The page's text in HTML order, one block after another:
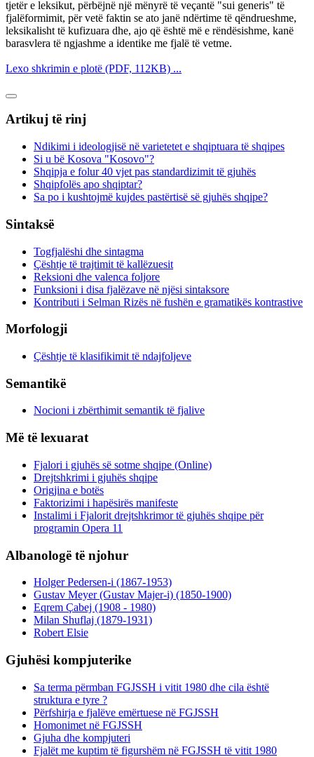
tjetër e leksikut, përbëjnë një mënyrë të veçantë "sui generis" të
fjalëformimit, për vetë faktin se ato janë ndërtime të qëndrueshme,
leksikalisht të kufizuara dhe, ajo që është më e rëndësishme, kanë
barasvlera të ngjashme a identike me fjalë të vetme.
Lexo shkrimin e plotë (PDF, 112KB) ...
Artikuj të rinj
Ndikimi i ideologjisë në varietetet e shqiptuara të shqipes
Si u bë Kosova "Kosovo"?
Shqipja e folur 40 vjet pas standardizimit të gjuhës
Shqipfolës apo shqiptar?
Sa po i kushtojmë kujdes pastërtisë së gjuhës shqipe?
Sintaksë
Togfjalëshi dhe sintagma
Çështje të trajtimit të kallëzuesit
Reksioni dhe valenca foljore
Funksioni i disa fjalëzave në njësi sintaksore
Kontributi i Selman Rizës në fushën e gramatikës kontrastive
Morfologji
Çështje të klasifikimit të ndajfoljeve
Semantikë
Nocioni i zbërthimit semantik të fjalive
Më të lexuarat
Fjalori i gjuhës së sotme shqipe (Online)
Drejtshkrimi i gjuhës shqipe
Origjina e botës
Faktorizimi i hapësirës manifeste
Instalimi i Fjalorit drejtshkrimor të gjuhës shqipe për
programin Opera 11
Albanologë të njohur
Holger Pedersen-i (1867-1953)
Gustav Meyer (Gustav Majer-i) (1850-1900)
Eqrem Çabej (1908 - 1980)
Milan Shuflaj (1879-1931)
Robert Elsie
Gjuhësi kompjuterike
Sa terma përmban FGJSSH i vitit 1980 dhe cila është
struktura e tyre ?
Përfshirja e fjalëve emërtuese në FGJSSH
Homonimet në FGJSSH
Gjuha dhe kompjuteri
Fjalët me kuptim të figurshëm në FGJSSH të vitit 1980